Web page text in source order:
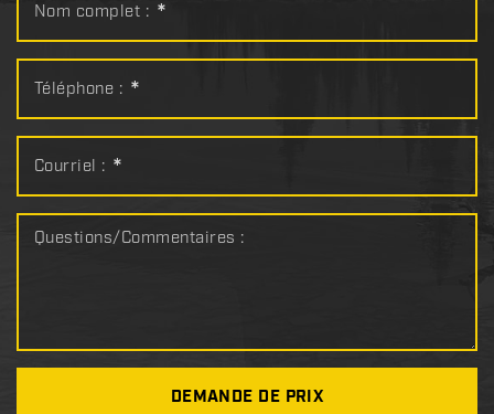
Nom complet : *
Téléphone : *
Courriel : *
Questions/Commentaires :
DEMANDE DE PRIX